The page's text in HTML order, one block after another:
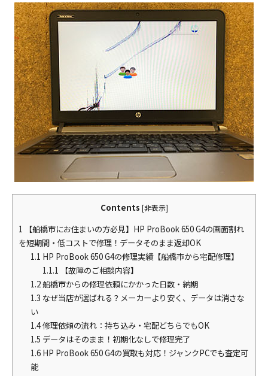
Contents [非表示]
1 【船橋市にお住まいの方必見】HP ProBook 650 G4の画面割れ
を短期間・低コストで修理！データそのまま返却OK
1.1 HP ProBook 650 G4の修理実績【船橋市から宅配修理】
1.1.1 【故障のご相談内容】
1.2船橋市からの修理依頼にかかった日数・納期
1.3 なぜ当店が選ばれる？メーカーより安く、データは消さな
い
1.4修理依頼の流れ：持ち込み・宅配どちらでもOK
1.5 データはそのまま！初期化なしで修理完了
1.6HP ProBook 650 G4の買取も対応！ジャンクPCでも査定可
能